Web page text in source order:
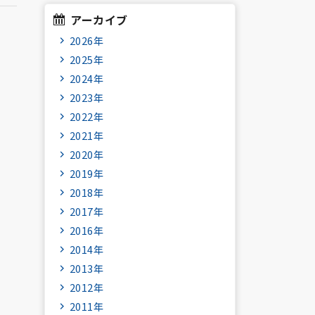
アーカイブ
2026年
2025年
2024年
2023年
2022年
2021年
2020年
2019年
2018年
2017年
2016年
2014年
2013年
2012年
2011年